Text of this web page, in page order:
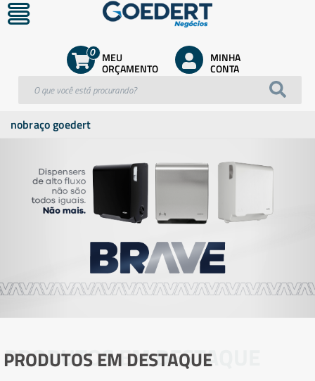
MEU
ORÇAMENTO
0 MINHA
CONTA
nobraço goedert
PRODUTOS EM DESTAQUE
PRODUTOS EM DESTAQUE